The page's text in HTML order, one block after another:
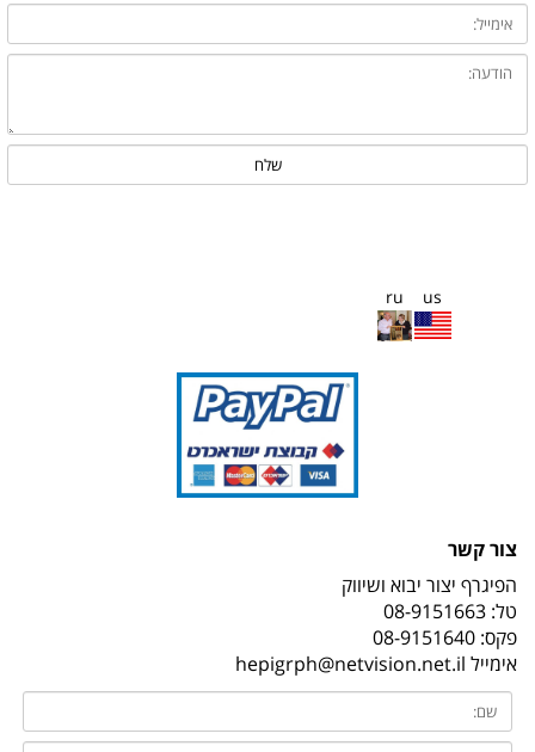
us
ru
צור קשר
הפיגרף יצור יבוא ושיווק
טל: 08-9151663
פקס: 08-9151640
אימייל hepigrph@netvision.net.il